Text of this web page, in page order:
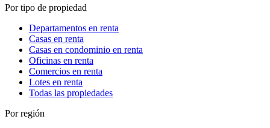
Por tipo de propiedad
Departamentos en renta
Casas en renta
Casas en condominio en renta
Oficinas en renta
Comercios en renta
Lotes en renta
Todas las propiedades
Por región